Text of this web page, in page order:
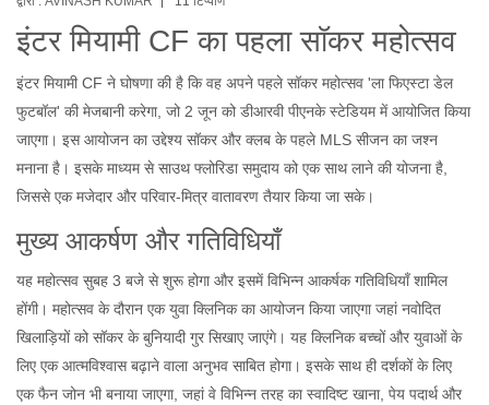
इंटर मियामी CF का पहला सॉकर महोत्सव
इंटर मियामी CF ने घोषणा की है कि वह अपने पहले सॉकर महोत्सव 'ला फिएस्टा डेल
फुटबॉल' की मेजबानी करेगा, जो 2 जून को डीआरवी पीएनके स्टेडियम में आयोजित किया
जाएगा। इस आयोजन का उद्देश्य सॉकर और क्लब के पहले MLS सीजन का जश्न
मनाना है। इसके माध्यम से साउथ फ्लोरिडा समुदाय को एक साथ लाने की योजना है,
जिससे एक मजेदार और परिवार-मित्र वातावरण तैयार किया जा सके।
मुख्य आकर्षण और गतिविधियाँ
यह महोत्सव सुबह 3 बजे से शुरू होगा और इसमें विभिन्न आकर्षक गतिविधियाँ शामिल
होंगी। महोत्सव के दौरान एक युवा क्लिनिक का आयोजन किया जाएगा जहां नवोदित
खिलाड़ियों को सॉकर के बुनियादी गुर सिखाए जाएंगे। यह क्लिनिक बच्चों और युवाओं के
लिए एक आत्मविश्वास बढ़ाने वाला अनुभव साबित होगा। इसके साथ ही दर्शकों के लिए
एक फैन जोन भी बनाया जाएगा, जहां वे विभिन्न तरह का स्वादिष्ट खाना, पेय पदार्थ और